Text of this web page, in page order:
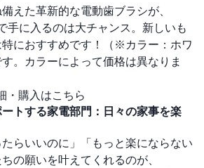
えた革新的な電動歯ブラシが、
手に入るのは大チャンス。新しいも
におすすめです！（※カラー：ホワ
。カラーによって価格は異なりま
・購入はこちら
トする家電部門：日々の家事を楽
たらいいのに」「もっと楽にならない
の願いを叶えてくれるのが、